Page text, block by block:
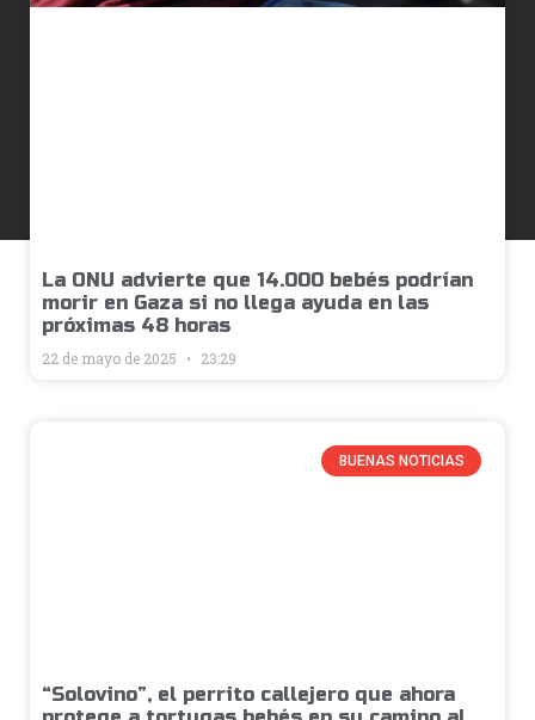
La ONU advierte que 14.000 bebés podrían
morir en Gaza si no llega ayuda en las
próximas 48 horas
22 de mayo de 2025 23:29
BUENAS NOTICIAS
“Solovino”, el perrito callejero que ahora